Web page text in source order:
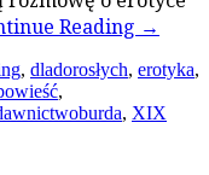
Reading →
, dladorosłych, erotyka,
,
, XIX